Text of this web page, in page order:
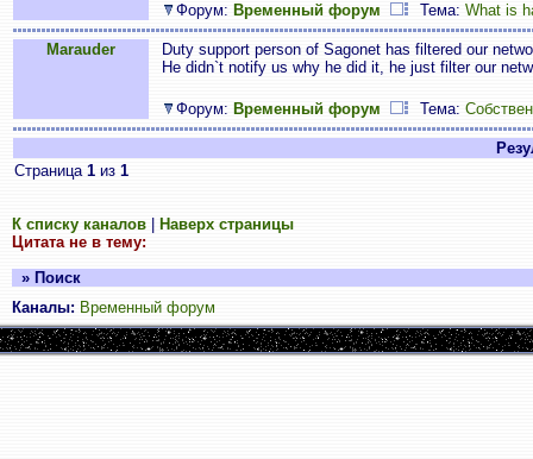
Форум: Временный форум Тема: What is
Marauder
Duty support person of Sagonet has filtered our
He didn`t notify us why he did it, he just filter our
Форум: Временный форум Тема:
Страница 1 из 1
К списку каналов
Наверх страницы
Цитата не в тему:
» Поиск
Каналы: Временный форум